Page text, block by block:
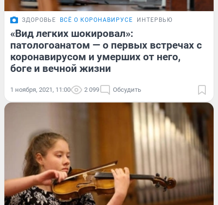
ЗДОРОВЬЕ ВСЁ О КОРОНАВИРУСЕ ИНТЕРВЬЮ
«Вид легких шокировал»:
патологоанатом — о первых встречах с
коронавирусом и умерших от него,
боге и вечной жизни
1 ноября, 2021, 11:00 2 099 Обсудить